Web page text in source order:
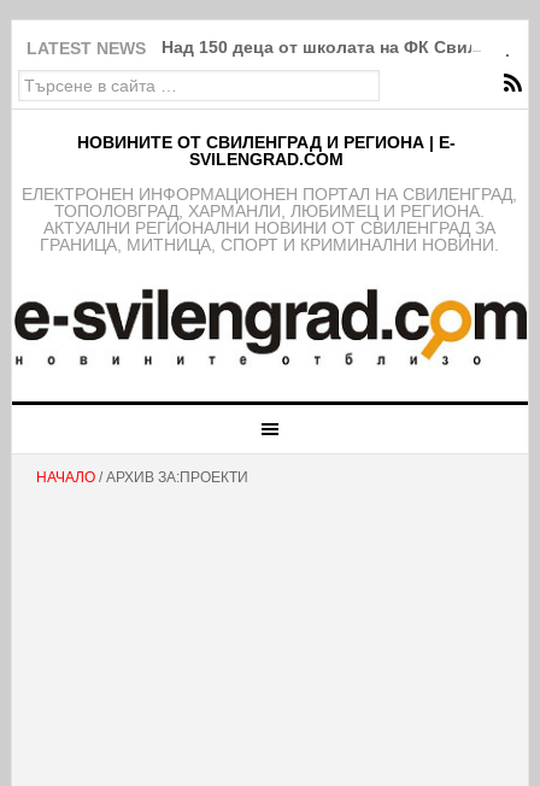
LATEST NEWS Над 150 деца от школата на ФК
НОВИНИТЕ ОТ СВИЛЕНГРАД И РЕГИОНА | E-
SVILENGRAD.COM
EЛЕКТРОНЕН ИНФОРМАЦИОНЕН ПОРТАЛ НА СВИЛЕНГРАД,
ТОПОЛОВГРАД, ХАРМАНЛИ, ЛЮБИМЕЦ И РЕГИОНА.
АКТУАЛНИ РЕГИОНАЛНИ НОВИНИ ОТ СВИЛЕНГРАД ЗА
ГРАНИЦА, МИТНИЦА, СПОРТ И КРИМИНАЛНИ НОВИНИ.
НАЧАЛО/ АРХИВ ЗА:ПРОЕКТИ